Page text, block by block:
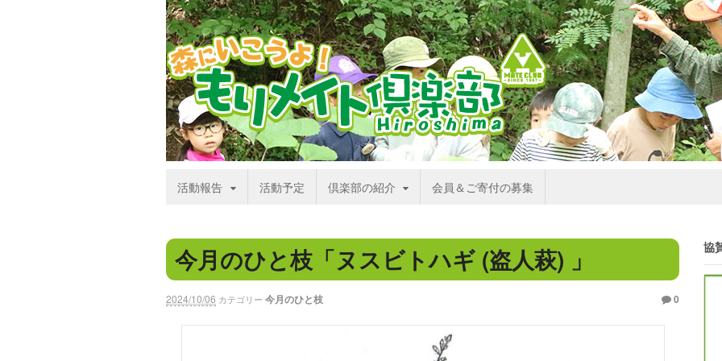
活動報告 活動予定 倶楽部の紹介 会員＆ご寄付の募集
今月のひと枝「ヌスビトハギ (盗人萩) 」
2024/10/06 カテゴリー 今月のひと枝 0
協